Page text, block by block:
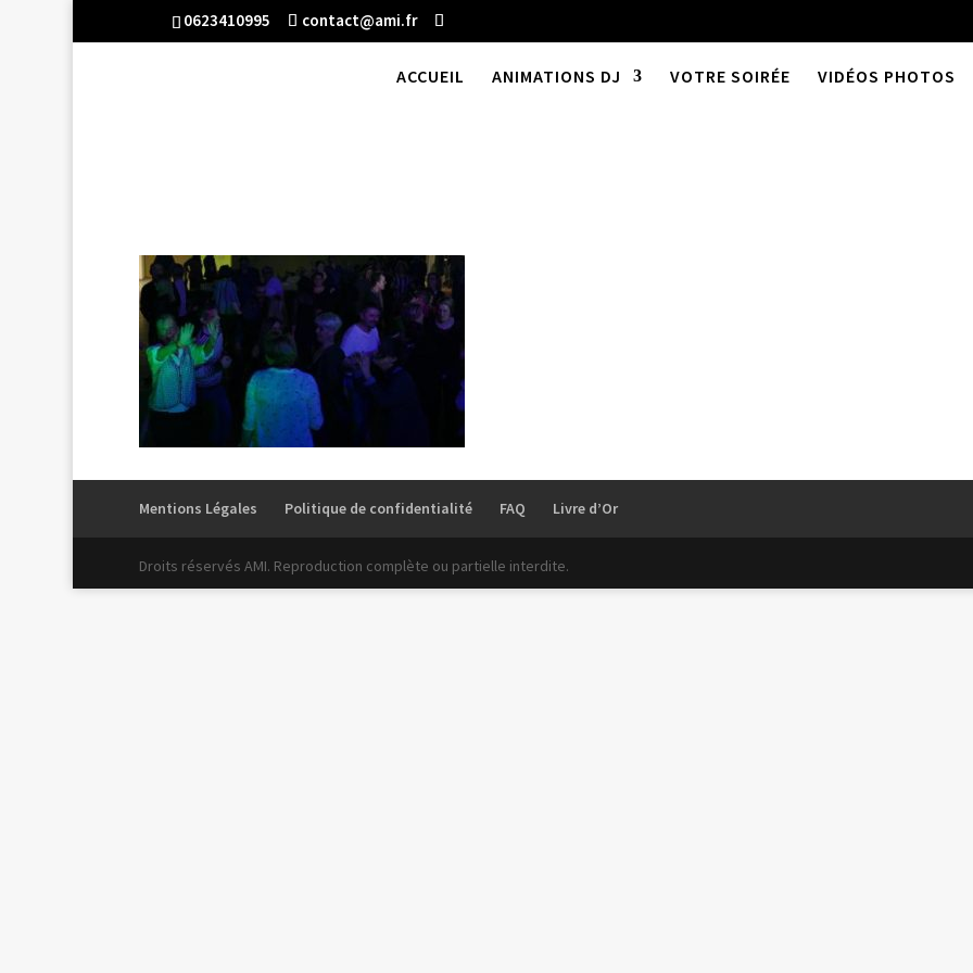
0623410995 contact@ami.fr
ACCUEIL ANIMATIONS DJ VOTRE SOIRÉE VIDÉOS PHOTOS
Mentions Légales Politique de confidentialité FAQ Livre d’Or
Droits réservés AMI. Reproduction complète ou partielle interdite.